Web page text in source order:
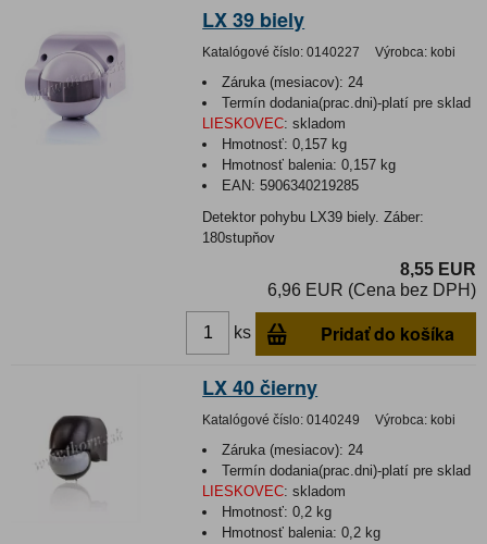
LX 39 biely
Katalógové číslo: 0140227 Výrobca: kobi
Záruka (mesiacov): 24
Termín dodania(prac.dni)-platí pre sklad
LIESKOVEC: skladom
Hmotnosť:0,157 kg
Hmotnosť balenia:0,157 kg
EAN:5906340219285
Detektor pohybu LX39 biely. Záber:
180stupňov
8,55 EUR
6,96 EUR (Cena bez DPH)
ks Pridať do košíka
LX 40 čierny
Katalógové číslo: 0140249 Výrobca: kobi
Záruka (mesiacov): 24
Termín dodania(prac.dni)-platí pre sklad
LIESKOVEC: skladom
Hmotnosť:0,2 kg
Hmotnosť balenia:0,2 kg